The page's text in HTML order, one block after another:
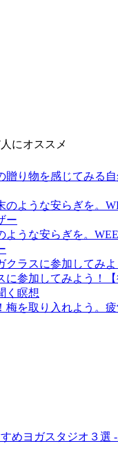
にオススメ
ような安らぎを。
に参加してみよう！【
く瞑想
めヨガスタジオ３選 -